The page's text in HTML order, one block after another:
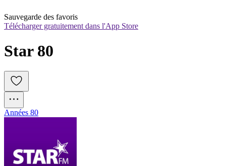
Sauvegarde des favoris
Télécharger gratuitement dans l'App Store
Star 80
Années 80